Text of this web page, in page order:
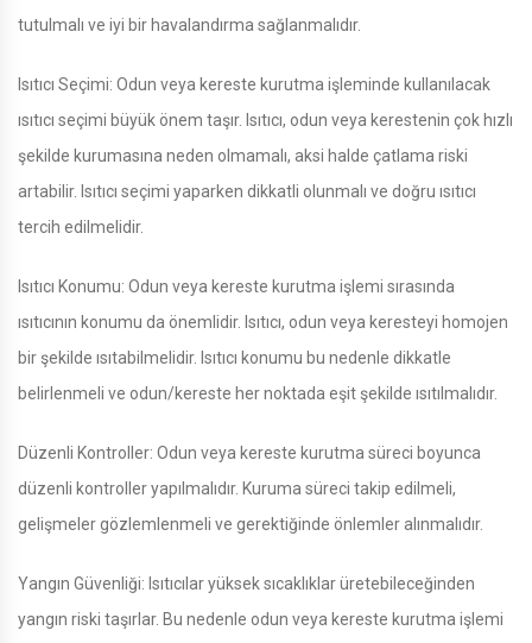
tutulmalı ve iyi bir havalandırma sağlanmalıdır.
Isıtıcı Seçimi: Odun veya kereste kurutma işleminde kullanılacak
ısıtıcı seçimi büyük önem taşır. Isıtıcı, odun veya kerestenin çok hızlı
şekilde kurumasına neden olmamalı, aksi halde çatlama riski
artabilir. Isıtıcı seçimi yaparken dikkatli olunmalı ve doğru ısıtıcı
tercih edilmelidir.
Isıtıcı Konumu: Odun veya kereste kurutma işlemi sırasında
ısıtıcının konumu da önemlidir. Isıtıcı, odun veya keresteyi homojen
bir şekilde ısıtabilmelidir. Isıtıcı konumu bu nedenle dikkatle
belirlenmeli ve odun/kereste her noktada eşit şekilde ısıtılmalıdır.
Düzenli Kontroller: Odun veya kereste kurutma süreci boyunca
düzenli kontroller yapılmalıdır. Kuruma süreci takip edilmeli,
gelişmeler gözlemlenmeli ve gerektiğinde önlemler alınmalıdır.
Yangın Güvenliği: Isıtıcılar yüksek sıcaklıklar üretebileceğinden
yangın riski taşırlar. Bu nedenle odun veya kereste kurutma işlemi